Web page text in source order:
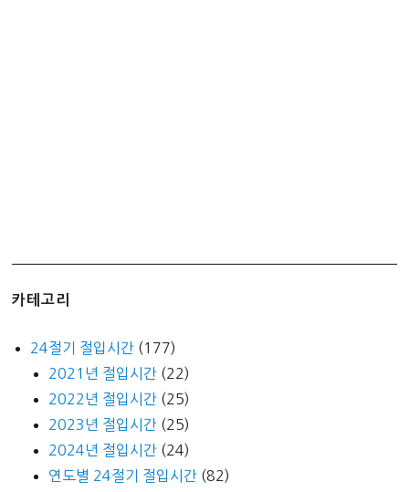
카테고리
24절기 절입시간 (177)
2021년 절입시간 (22)
2022년 절입시간 (25)
2023년 절입시간 (25)
2024년 절입시간 (24)
연도별 24절기 절입시간 (82)